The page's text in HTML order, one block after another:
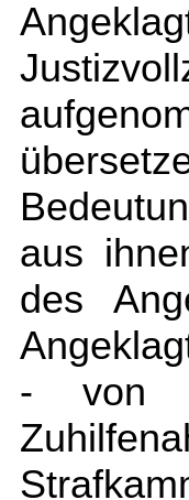
aus
des
- von